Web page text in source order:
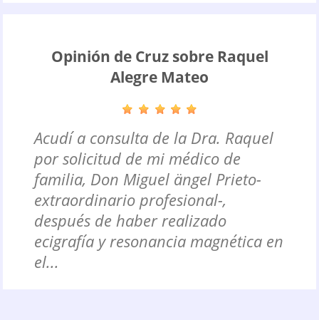
Opinión de Cruz sobre Raquel
Alegre Mateo
Acudí a consulta de la Dra. Raquel
por solicitud de mi médico de
familia, Don Miguel ängel Prieto-
extraordinario profesional-,
después de haber realizado
ecigrafía y resonancia magnética en
el...